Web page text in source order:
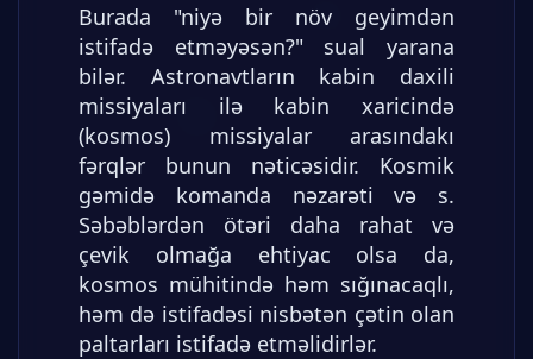
Burada "niyə bir növ geyimdən
istifadə etməyəsən?" sual yarana
bilər. Astronavtların kabin daxili
missiyaları ilə kabin xaricində
(kosmos) missiyalar arasındakı
fərqlər bunun nəticəsidir. Kosmik
gəmidə komanda nəzarəti və s.
Səbəblərdən ötəri daha rahat və
çevik olmağa ehtiyac olsa da,
kosmos mühitində həm sığınacaqlı,
həm də istifadəsi nisbətən çətin olan
paltarları istifadə etməlidirlər.